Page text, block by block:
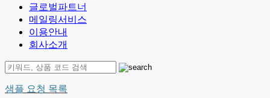
글로벌파트너
메일링서비스
이용안내
회사소개
샘플 요청 목록